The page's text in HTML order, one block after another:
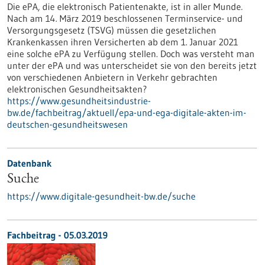
Die ePA, die elektronisch Patientenakte, ist in aller Munde.
Nach am 14. März 2019 beschlossenen Terminservice- und
Versorgungsgesetz (TSVG) müssen die gesetzlichen
Krankenkassen ihren Versicherten ab dem 1. Januar 2021
eine solche ePA zu Verfügung stellen. Doch was versteht man
unter der ePA und was unterscheidet sie von den bereits jetzt
von verschiedenen Anbietern in Verkehr gebrachten
elektronischen Gesundheitsakten?
https://www.gesundheitsindustrie-
bw.de/fachbeitrag/aktuell/epa-und-ega-digitale-akten-im-
deutschen-gesundheitswesen
Datenbank
Suche
https://www.digitale-gesundheit-bw.de/suche
Fachbeitrag - 05.03.2019